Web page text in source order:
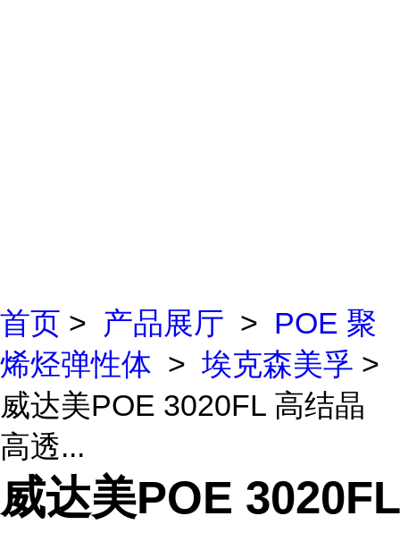
首页 > 产品展厅 > POE 聚
烯烃弹性体 > 埃克森美孚 >
威达美POE 3020FL 高结晶
高透...
威达美POE 3020FL